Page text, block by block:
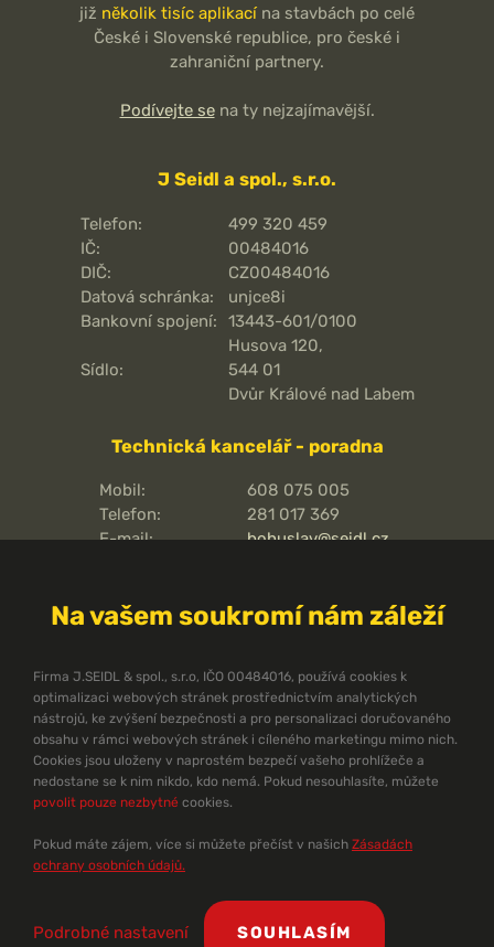
již několik tisíc aplikací na stavbách po celé
České i Slovenské republice, pro české i
zahraniční partnery.
Podívejte sena ty nejzajímavější.
J Seidl a spol., s.r.o.
Telefon:
499 320 459
IČ:
00484016
DIČ:
CZ00484016
Datová schránka:
unjce8i
Bankovní spojení:
13443-601/0100
Sídlo:
Husova 120,
544 01
Dvůr Králové nad Labem
Technická kancelář - poradna
Mobil:
608 075 005
Telefon:
281 017 369
E-mail:
bohuslav@seidl.cz
Praha 15 - Hostivař
O pořární ochraně
Protipožární směrnice
Protipožární normy ČSN
Technický zpravodaj
Dokumenty ke stažení
Pomůcky pro projektanty
Problematika požární ochrany
Ekonomika PBZ
©J. Seidl & spol., s.r.o.1990 - 2026 |Zásady ochrany osobních údajů
Na vašem soukromí nám záleží
Firma J.SEIDL & spol., s.r.o, IČO 00484016, používá cookies k
optimalizaci webových stránek prostřednictvím analytických
nástrojů, ke zvýšení bezpečnosti a pro personalizaci doručovaného
obsahu v rámci webových stránek i cíleného marketingu mimo nich.
Cookies jsou uloženy v naprostém bezpečí vašeho prohlížeče a
nedostane se k nim nikdo, kdo nemá. Pokud nesouhlasíte, můžete
povolit pouze nezbytné cookies.
Pokud máte zájem, více si můžete přečíst v našich Zásadách
ochrany osobních údajů.
Podrobné nastavení SOUHLASÍM